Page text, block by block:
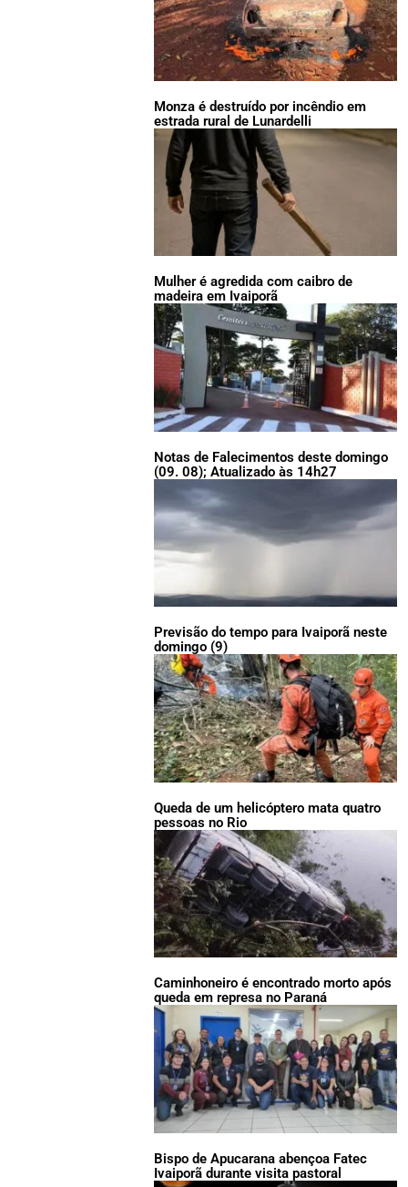
Monza é destruído por incêndio em
estrada rural de Lunardelli
Mulher é agredida com caibro de
madeira em Ivaiporã
Notas de Falecimentos deste domingo
(09. 08); Atualizado às 14h27
Previsão do tempo para Ivaiporã neste
domingo (9)
Queda de um helicóptero mata quatro
pessoas no Rio
Caminhoneiro é encontrado morto após
queda em represa no Paraná
Bispo de Apucarana abençoa Fatec
Ivaiporã durante visita pastoral